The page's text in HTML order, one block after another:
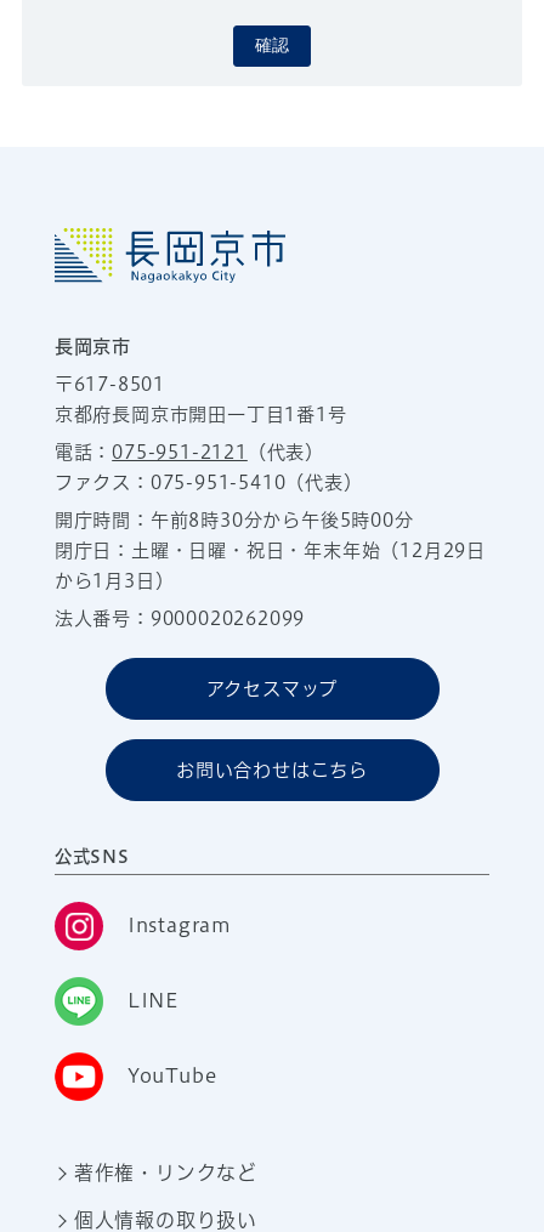
確認
長岡京市
〒617-8501
京都府長岡京市開田一丁目1番1号
電話：075-951-2121
（代表）
ファクス：075-951-5410（代表）
開庁時間：午前8時30分から午後5時00分
閉庁日：土曜・日曜・祝日・年末年始（12月29日
から1月3日）
法人番号：9000020262099
アクセスマップ
お問い合わせはこちら
公式SNS
Instagram
LINE
YouTube
著作権・リンクなど
個人情報の取り扱い